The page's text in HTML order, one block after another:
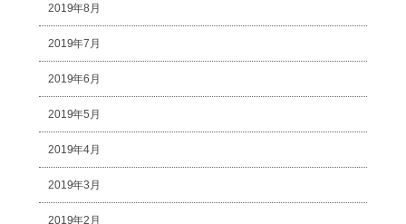
2019年8月
2019年7月
2019年6月
2019年5月
2019年4月
2019年3月
2019年2月